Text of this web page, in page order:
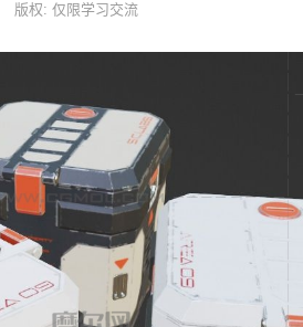
版权: 仅限学习交流